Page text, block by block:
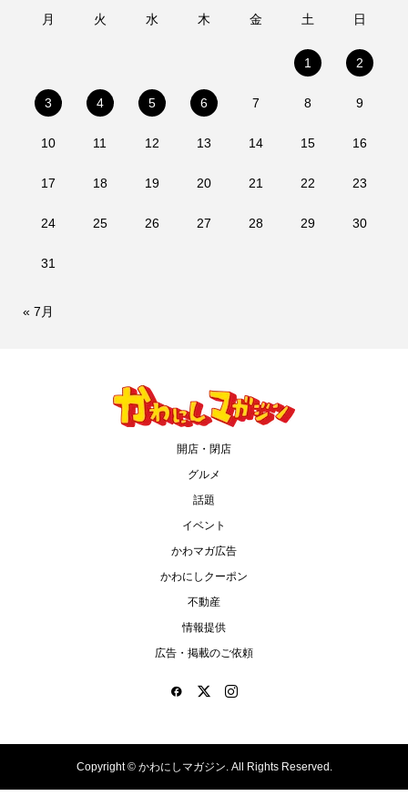
月 火 水 木 金 土 日
1 2
3 4 5 6 7 8 9
10 11 12 13 14 15 16
17 18 19 20 21 22 23
24 25 26 27 28 29 30
31
« 7月
開店・閉店
グルメ
話題
イベント
かわマガ広告
かわにしクーポン
不動産
情報提供
広告・掲載のご依頼
Copyright ©かわにしマガジン. All Rights Reserved.